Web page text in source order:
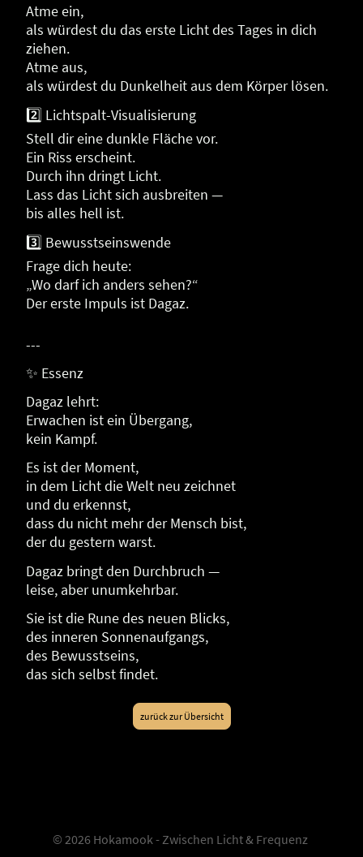
Atme ein,
als würdest du das erste Licht des Tages in dich
ziehen.
Atme aus,
als würdest du Dunkelheit aus dem Körper lösen.
2️⃣ Lichtspalt-Visualisierung
Stell dir eine dunkle Fläche vor.
Ein Riss erscheint.
Durch ihn dringt Licht.
Lass das Licht sich ausbreiten —
bis alles hell ist.
3️⃣ Bewusstseinswende
Frage dich heute:
„Wo darf ich anders sehen?“
Der erste Impuls ist Dagaz.
---
✨ Essenz
Dagaz lehrt:
Erwachen ist ein Übergang,
kein Kampf.
Es ist der Moment,
in dem Licht die Welt neu zeichnet
und du erkennst,
dass du nicht mehr der Mensch bist,
der du gestern warst.
Dagaz bringt den Durchbruch —
leise, aber unumkehrbar.
Sie ist die Rune des neuen Blicks,
des inneren Sonnenaufgangs,
des Bewusstseins,
das sich selbst findet.
zurück zur Übersicht
© 2026 Hokamook - Zwischen Licht & Frequenz